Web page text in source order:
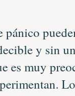
pánico
y sin
es muy